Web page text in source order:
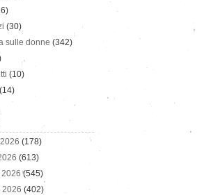
(30)
sulle donne (342)
(10)
(14)
(178)
(613)
(545)
2026 (402)